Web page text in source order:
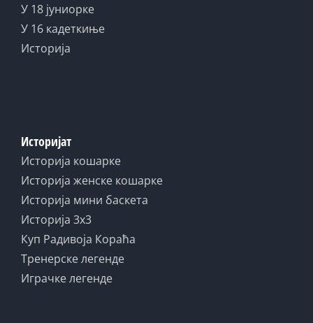
У 18 јуниорке
У 16 кадеткиње
Историја
Историјат
Историја кошарке
Историја женске кошарке
Историја мини баскета
Историја 3x3
Куп Радивоја Кораћа
Тренерске легенде
Играчке легенде